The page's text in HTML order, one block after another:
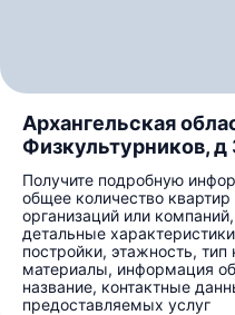
Архангельская
Физкультурников, д
Получите подробную
общее количество
организаций или
детальные
постройки, этажность,
материалы, информация
название, контактные
предоставляемых услуг